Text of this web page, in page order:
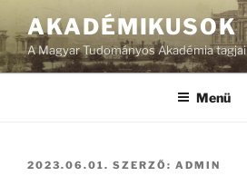
AKADÉMIKUSOK
A Magyar Tudományos Akadémia tagjai
Menü
BEKÜLDVE:
2023.06.01. SZERZŐ: ADMIN